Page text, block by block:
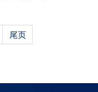
尾页